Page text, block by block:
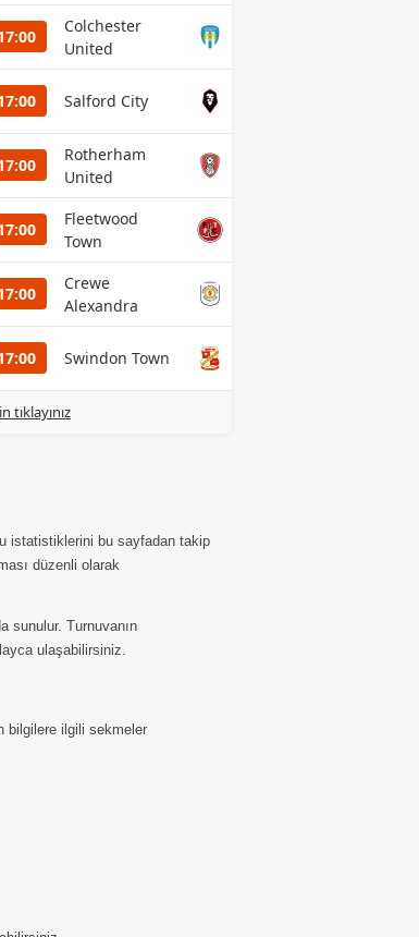
Colchester
United
Salford City
Rotherham
United
Fleetwood
Town
Crewe
Alexandra
Swindon Town
tıklayınız
istatistiklerini bu sayfadan takip
düzenli olarak
sunulur. Turnuvanın
ulaşabilirsiniz.
bilgilere ilgili sekmeler